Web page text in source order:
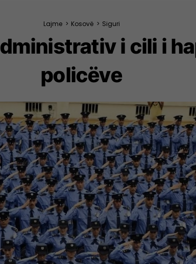
Lajme > Kosovë > Siguri
i cili i
policëve